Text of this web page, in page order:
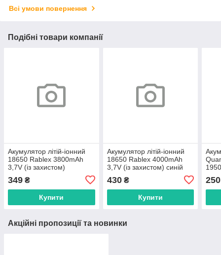
Всі умови повернення
Подібні товари компанії
Акумулятор літій-іонний
18650 Rablex 3800mAh
3,7V (із захистом)
349 ₴
Купити
Акумулятор літій-іонний
18650 Rablex 4000mAh
3,7V (із захистом) синій
430₴
Купити
250
Акційні пропозиції та новинки